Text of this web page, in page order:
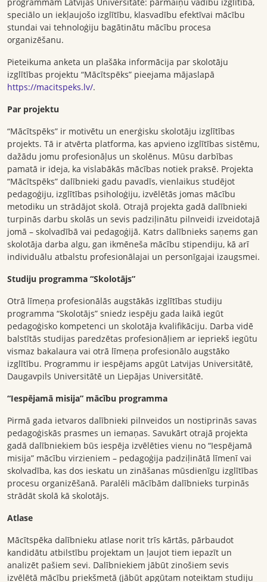
speciālo un iekļaujošo izglītību, klasvadību efektīvai mācību
stundai vai tehnoloģiju bagātinātu mācību procesa
organizēšanu.
Pieteikuma anketa un plašāka informācija par skolotāju
izglītības projektu “Mācītspēks” pieejama mājaslapā
https://macitspeks.lv/.
Par projektu
“Mācītspēks” ir motivētu un enerģisku skolotāju izglītības
projekts. Tā ir atvērta platforma, kas apvieno izglītības sistēmu,
dažādu jomu profesionāļus un skolēnus. Mūsu darbības
pamatā ir ideja, ka vislabākās mācības notiek praksē. Projekta
“Mācītspēks” dalībnieki gadu pavadīs, vienlaikus studējot
pedagoģiju, izglītības psiholoģiju, izvēlētās jomas mācību
metodiku un strādājot skolā. Otrajā projekta gadā dalībnieki
turpinās darbu skolās un sevis padziļinātu pilnveidi izveidotajā
jomā – skolvadībā vai pedagoģijā. Katrs dalībnieks saņems gan
skolotāja darba algu, gan ikmēneša mācību stipendiju, kā arī
individuālu atbalstu profesionālajai un personīgajai izaugsmei.
Studiju programma “Skolotājs”
Otrā līmeņa profesionālās augstākās izglītības studiju
programma “Skolotājs” sniedz iespēju gada laikā iegūt
pedagoģisko kompetenci un skolotāja kvalifikāciju. Darba vidē
balstītās studijas paredzētas profesionāļiem ar iepriekš iegūtu
vismaz bakalaura vai otrā līmeņa profesionālo augstāko
izglītību. Programmu ir iespējams apgūt Latvijas Universitātē,
Daugavpils Universitātē un Liepājas Universitātē.
“Iespējamā misija” mācību programma
Pirmā gada ietvaros dalībnieki pilnveidos un nostiprinās savas
pedagoģiskās prasmes un iemaņas. Savukārt otrajā projekta
gadā dalībniekiem būs iespēja izvēlēties vienu no “Iespējamā
misija” mācību virzieniem – pedagoģija padziļinātā līmenī vai
skolvadība, kas dos ieskatu un zināšanas mūsdienīgu izglītības
procesu organizēšanā. Paralēli mācībām dalībnieks turpinās
strādāt skolā kā skolotājs.
Atlase
Mācītspēka dalībnieku atlase norit trīs kārtās, pārbaudot
kandidātu atbilstību projektam un ļaujot tiem iepazīt un
analizēt pašiem sevi. Dalībniekiem jābūt zinošiem sevis
izvēlētā mācību priekšmetā (jābūt apgūtam noteiktam studiju